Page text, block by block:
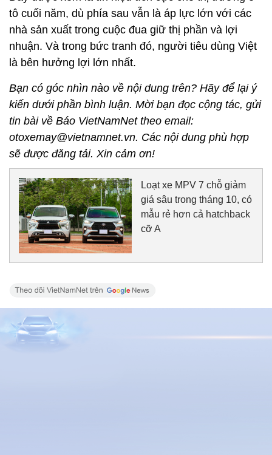
tô cuối năm, dù phía sau vẫn là áp lực lớn với các
nhà sản xuất trong cuộc đua giữ thị phần và lợi
nhuận. Và trong bức tranh đó, người tiêu dùng Việt
là bên hưởng lợi lớn nhất.
Bạn có góc nhìn nào về nội dung trên? Hãy để lại ý
kiến dưới phần bình luận. Mời bạn đọc cộng tác, gửi
tin bài về Báo VietNamNet theo email:
otoxemay@vietnamnet.vn. Các nội dung phù hợp
sẽ được đăng tải. Xin cảm ơn!
Loạt xe MPV 7 chỗ giảm
giá sâu trong tháng 10, có
mẫu rẻ hơn cả hatchback
cỡ A